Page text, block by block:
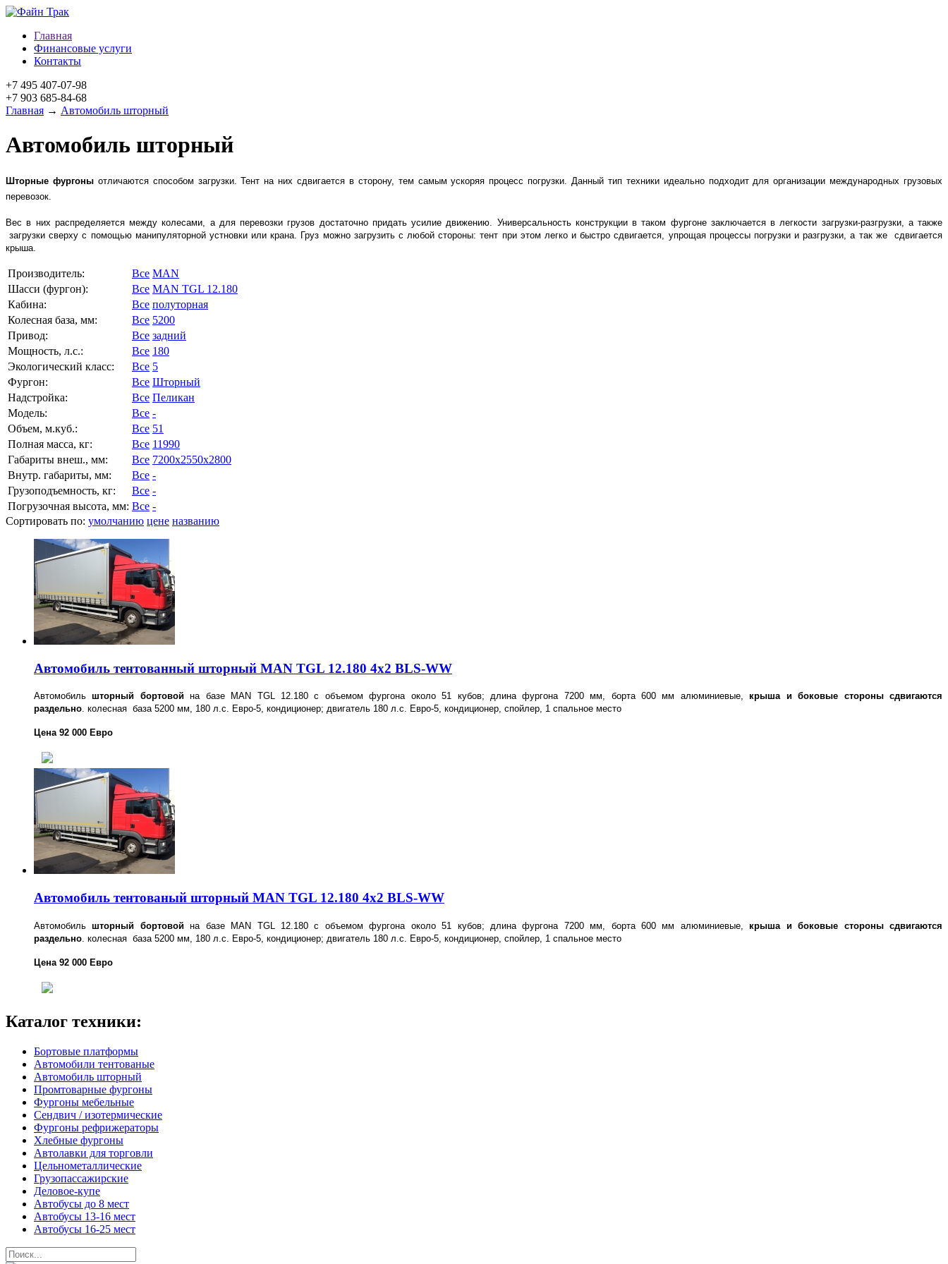
Главная
Финансовые услуги
Контакты
+7 495 407-07-98
+7 903 685-84-68
Главная → Автомобиль шторный
Автомобиль шторный
Шторные фургоныотличаются способом загрузки. Тент на них сдвигается в сторону, тем самым ускоряя процесс погрузки. Данный тип техники идеально подходит для организации международных грузовых
перевозок.
Вес в них распределяется между колесами, а для перевозки грузов достаточно придать усилие движению. Универсальность конструкции в таком фургоне заключается в легкости загрузки-разгрузки, а также
загрузки сверху с помощью манипуляторной устновки или крана. Груз можно загрузить с любой стороны: тент при этом легко и быстро сдвигается, упрощая процессы погрузки и разгрузки, а так же сдвигается
крыша.
Производитель: Все MAN
Шасси (фургон):
Все MAN TGL 12.180
Кабина:
Все полуторная
Колесная база, мм:
Все 5200
Привод:
Все задний
Мощность, л.с.:
Все 180
Экологический класс:
Все 5
Фургон:
Все Шторный
Надстройка:
Все Пеликан
Модель:
Все -
Объем, м.куб.:
Все 51
Полная масса, кг:
Все 11990
Габариты внеш., мм:
Все 7200x2550x2800
Внутр. габариты, мм:
Все -
Грузоподъемность, кг:
Все -
Погрузочная высота, мм: Все -
Сортировать по: умолчанию цене названию
Автомобиль тентованный шторный MAN TGL 12.180 4x2 BLS-WW
Автомобильшторный бортовойна базе MAN TGL 12.180 с объемом фургона около 51 кубов; длина фургона 7200 мм, борта 600 мм алюминиевые,крыша и боковые стороны сдвигаются
раздельно. колесная база 5200 мм, 180 л.с. Евро-5, кондиционер; двигатель 180 л.с. Евро-5, кондиционер, спойлер, 1 спальное место
Цена 92 000 Евро
Автомобиль тентованый шторный MAN TGL 12.180 4x2 BLS-WW
Автомобильшторный бортовойна базе MAN TGL 12.180 с объемом фургона около 51 кубов; длина фургона 7200 мм, борта 600 мм алюминиевые,крыша и боковые стороны сдвигаются
раздельно . колесная база 5200 мм, 180 л.с. Евро-5, кондиционер; двигатель 180 л.с. Евро-5, кондиционер, спойлер, 1 спальное место
Цена 92 000 Евро
Каталог техники:
Бортовые платформы
Автомобили тентованые
Автомобиль шторный
Промтоварные фургоны
Фургоны мебельные
Сендвич / изотермические
Фургоны рефрижераторы
Хлебные фургоны
Автолавки для торговли
Цельнометаллические
Грузопассажирские
Деловое-купе
Автобусы до 8 мест
Автобусы 13-16 мест
Автобусы 16-25 мест